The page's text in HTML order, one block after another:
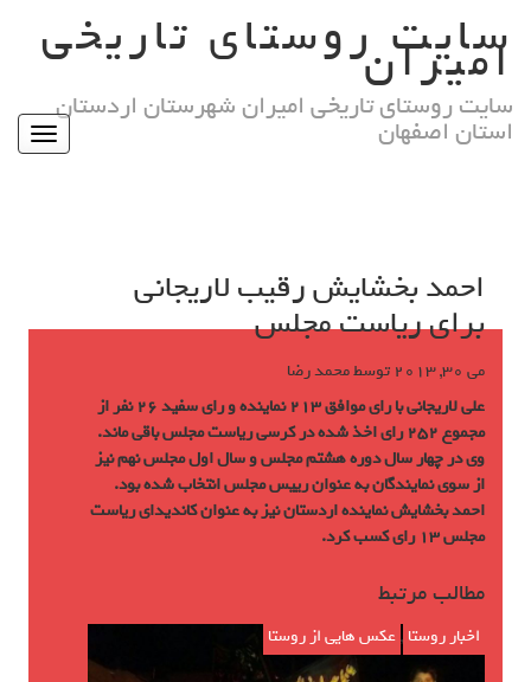
contentسایت روستای تاریخی
امیران
سایت روستای تاریخی امیران شهرستان اردستان
استان اصفهان Toggle
احمد بخشایش رقیب لاریجانی
برای ریاست مجلس
می 30, 2013 توسطمحمد رضا
علی لاریجانی با رای موافق 213 نماینده و رای سفید 26 نفر از
مجموع 252 رای اخذ شده در کرسی ریاست مجلس باقی ماند.
وی در چهار سال دوره هشتم مجلس و سال اول مجلس نهم نیز
از سوی نمایندگان به عنوان رییس مجلس انتخاب شده بود.
احمد بخشایش نماینده اردستان نیز به عنوان کاندیدای ریاست
مجلس 13 رای کسب کرد.
مطالب مرتبط
اخبار روستا ,عکس هایی از روستا